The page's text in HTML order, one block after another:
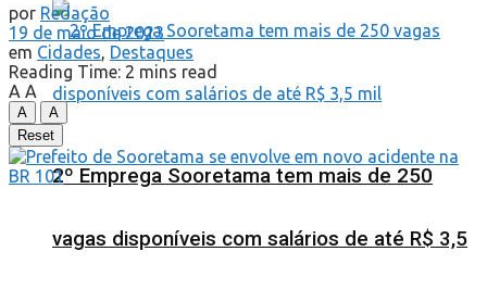
2º Emprega Sooretama tem mais de 250
vagas disponíveis com salários de até R$ 3,5
por Redação
19 de maio de 2023
em Cidades, Destaques
Reading Time: 2 mins read
A A
A
A
Reset